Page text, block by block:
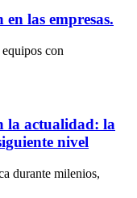
las empresas.
con
la actualidad: la
nivel
durante milenios,